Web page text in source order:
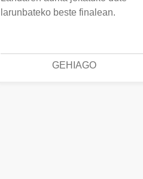
larunbateko beste finalean.
GEHIAGO